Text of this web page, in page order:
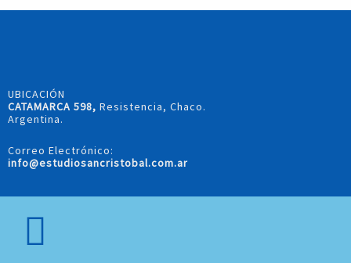
UBICACIÓN
CATAMARCA 598, Resistencia, Chaco.
Argentina.
Correo Electrónico:
info@estudiosancristobal.com.ar